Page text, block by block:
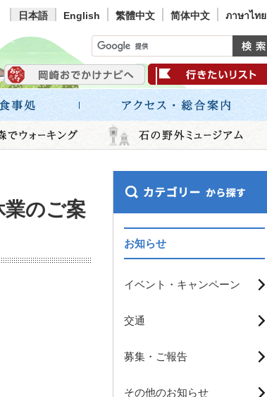
日本語 English 繁體中文 简体中文 ภาษาไทย
のご案
お知らせ
イベント・キャンペーン
交通
募集・ご報告
その他のお知らせ